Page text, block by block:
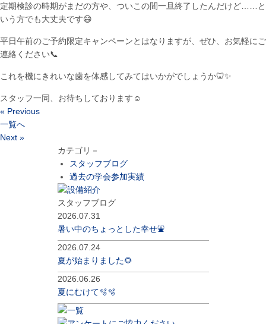
定期検診の時期がまだの方や、ついこの間一旦終了したんだけど……と
いう方でも大丈夫です😄
平日午前のご予約限定キャンペーンとはなりますが、ぜひ、お気軽にご
連絡ください📞
これを機にきれいな歯を体感してみてはいかがでしょうか🦷✨
スタッフ一同、お待ちしております☺️
« Previous
一覧へ
Next »
カテゴリ－
スタッフブログ
過去の学会参加実績
スタッフブログ
2026.07.31
暑い中のちょっとした幸せ⛲️
2026.07.24
夏が始まりました🌻
2026.06.26
夏にむけて🫧🫧